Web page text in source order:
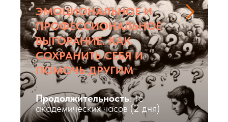
ЭМОЦИОНАЛЬНОЕ И
ПРОФЕССИОНАЛЬНОЕ
ВЫГОРАНИЕ. КАК
СОХРАНИТЬ СЕБЯ И
ПОМОЧЬ ДРУГИМ
Продолжительность: 16
академических часов (2 дня)